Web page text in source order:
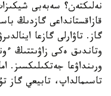
نەلىكتەن؟ سەبەبى
قازاقستانداعى گازدىڭ
گاز. تاۋارلى گازعا
وتاندىق ەكى زاۋىتتىڭ
ورىنداۋعا جەتكىلىكسىز.
تاسىمالداپ، تابيعي گاز